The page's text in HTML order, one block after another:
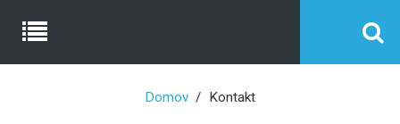
Domov Kontakt